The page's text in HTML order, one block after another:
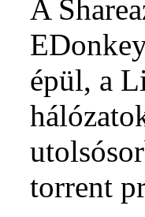
A
épül, a
torrent